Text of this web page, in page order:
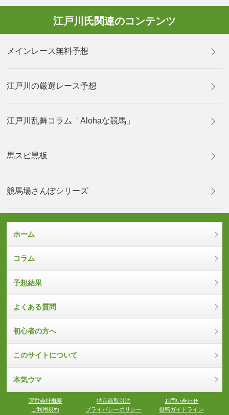
江戸川氏関連のコンテンツ
メインレース無料予想
江戸川の厳選レース予想
江戸川乱舞コラム「Alohaな競馬」
馬スピ黒板
競馬場さんぽシリーズ
ホーム
コラム
予想結果
よくある質問
初心者の方へ
このサイトについて
本気ウマ
運営会社概要 特定商取引法
お問い合わせ
ご利用規約
プライバシーポリシー 投稿ガイドライン